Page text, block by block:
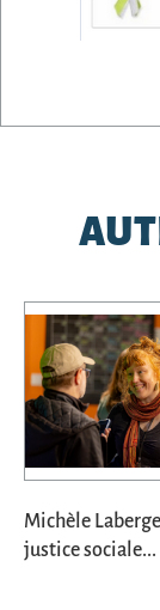
Michèle
justice sociale...